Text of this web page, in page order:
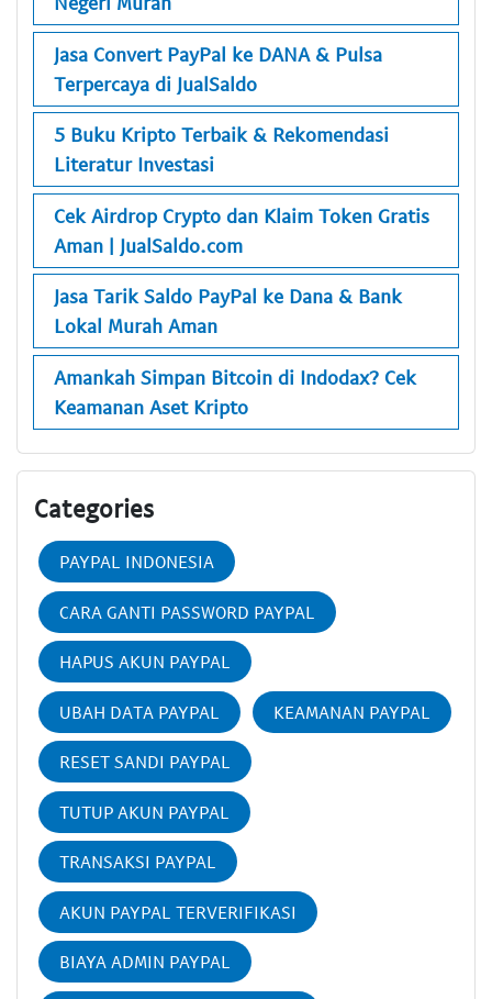
Jasa Convert PayPal ke DANA & Pulsa
Terpercaya di JualSaldo
5 Buku Kripto Terbaik & Rekomendasi
Literatur Investasi
Cek Airdrop Crypto dan Klaim Token Gratis
Aman | JualSaldo.com
Jasa Tarik Saldo PayPal ke Dana & Bank
Lokal Murah Aman
Amankah Simpan Bitcoin di Indodax? Cek
Keamanan Aset Kripto
Categories
PAYPAL INDONESIA
CARA GANTI PASSWORD PAYPAL
HAPUS AKUN PAYPAL
UBAH DATA PAYPAL KEAMANAN PAYPAL
RESET SANDI PAYPAL
TUTUP AKUN PAYPAL
TRANSAKSI PAYPAL
AKUN PAYPAL TERVERIFIKASI
BIAYA ADMIN PAYPAL